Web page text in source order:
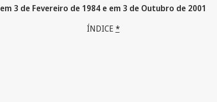
em 3 de Fevereiro de 1984 e em 3 de Outubro de 2001
ÍNDICE *